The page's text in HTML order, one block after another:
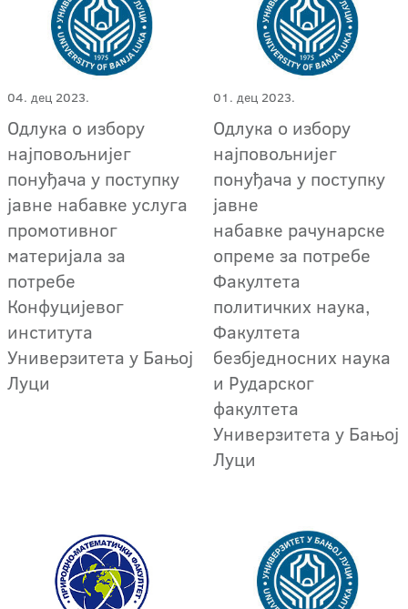
04. дец 2023.
Одлука о избору
најповољнијег
понуђача у поступку
јавне набавке услуга
промотивног
материјала за
потребе
Конфуцијевог
института
Универзитета у Бањој
Луци
01. дец 2023.
Одлука о избору
најповољнијег
понуђача у поступку
јавне
набавке рачунарске
опреме за потребе
Факултета
политичких наука,
Факултета
безбједносних наука
и Рударског
факултета
Универзитета у Бањој
Луци